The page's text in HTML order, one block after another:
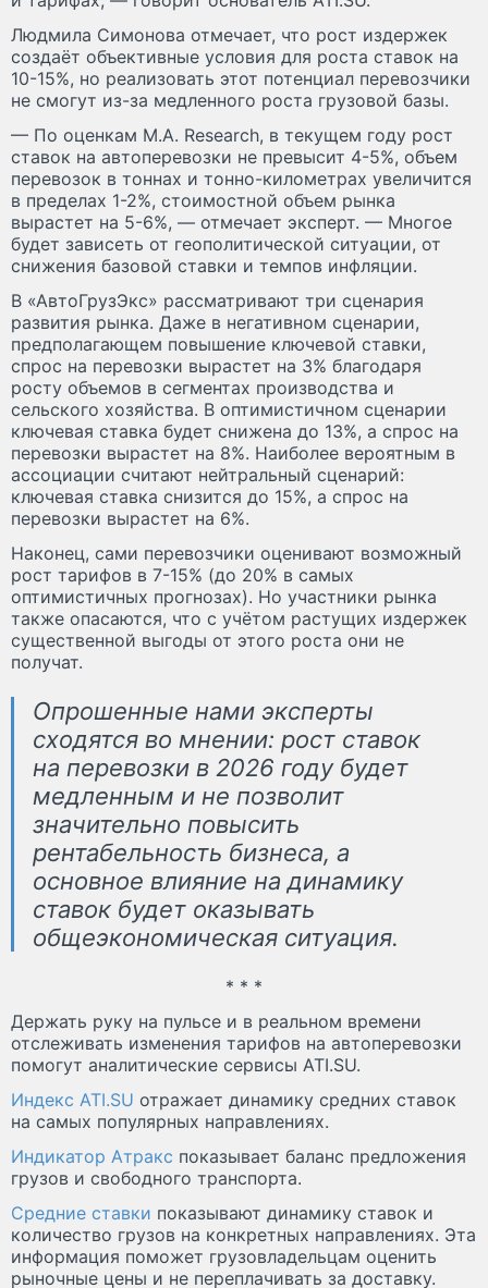
Людмила Симонова отмечает, что рост издержек
создаёт объективные условия для роста ставок на
10-15%, но реализовать этот потенциал перевозчики
не смогут из-за медленного роста грузовой базы.
— По оценкам M.A. Research, в текущем году рост
ставок на автоперевозки не превысит 4-5%, объем
перевозок в тоннах и тонно-километрах увеличится
в пределах 1-2%, стоимостной объем рынка
вырастет на 5-6%, — отмечает эксперт. — Многое
будет зависеть от геополитической ситуации, от
снижения базовой ставки и темпов инфляции.
В «АвтоГрузЭкс» рассматривают три сценария
развития рынка. Даже в негативном сценарии,
предполагающем повышение ключевой ставки,
спрос на перевозки вырастет на 3% благодаря
росту объемов в сегментах производства и
сельского хозяйства. В оптимистичном сценарии
ключевая ставка будет снижена до 13%, а спрос на
перевозки вырастет на 8%. Наиболее вероятным в
ассоциации считают нейтральный сценарий:
ключевая ставка снизится до 15%, а спрос на
перевозки вырастет на 6%.
Наконец, сами перевозчики оценивают возможный
рост тарифов в 7-15% (до 20% в самых
оптимистичных прогнозах). Но участники рынка
также опасаются, что с учётом растущих издержек
существенной выгоды от этого роста они не
получат.
Опрошенные нами эксперты
сходятся во мнении: рост ставок
на перевозки в 2026 году будет
медленным и не позволит
значительно повысить
рентабельность бизнеса, а
основное влияние на динамику
ставок будет оказывать
общеэкономическая ситуация.
* * *
Держать руку на пульсе и в реальном времени
отслеживать изменения тарифов на автоперевозки
помогут аналитические сервисы ATI.SU.
Индекс ATI.SU отражает динамику средних ставок
на самых популярных направлениях.
Индикатор Атракс показывает баланс предложения
грузов и свободного транспорта.
Средние ставки показывают динамику ставок и
количество грузов на конкретных направлениях. Эта
информация поможет грузовладельцам оценить
рыночные цены и не переплачивать за доставку.